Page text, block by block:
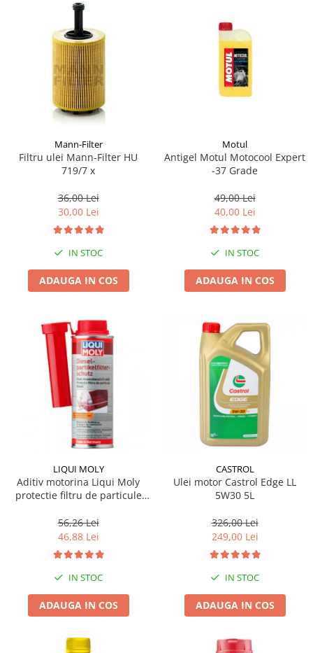
Mann-Filter
Filtru ulei Mann-Filter HU
719/7 x
36,00 Lei
30,00 Lei
IN STOC
ADAUGA IN COS
Motul
Antigel Motul Motocool Expert
-37 Grade
49,00 Lei
40,00 Lei
IN STOC
ADAUGA IN COS
LIQUI MOLY
Aditiv motorina Liqui Moly
protectie filtru de particule
56,26 Lei
46,88 Lei
IN STOC
ADAUGA IN COS
CASTROL
Ulei motor Castrol Edge LL
5W30 5L
326,00 Lei
249,00 Lei
IN STOC
ADAUGA IN COS